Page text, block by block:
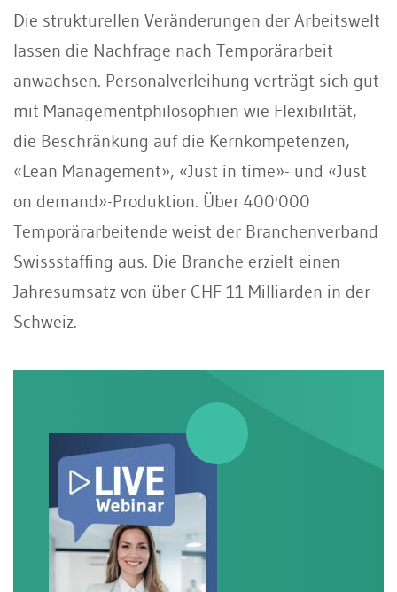
Die strukturellen Veränderungen der Arbeitswelt
lassen die Nachfrage nach Temporärarbeit
anwachsen. Personalverleihung verträgt sich gut
mit Managementphilosophien wie Flexibilität,
die Beschränkung auf die Kernkompetenzen,
«Lean Management», «Just in time»- und «Just
on demand»-Produktion. Über 400'000
Temporärarbeitende weist der Branchenverband
Swissstaffing aus. Die Branche erzielt einen
Jahresumsatz von über CHF 11 Milliarden in der
Schweiz.